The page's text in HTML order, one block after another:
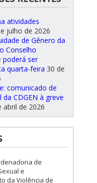
atividades
julho de 2026
de Gênero da
Conselho
poderá ser
quarta-feira 30 de
comunicado de
CDGEN à greve
abril de 2026
de
e
da Violência de